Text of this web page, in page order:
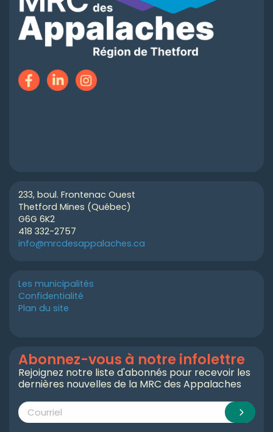
233, boul. Frontenac Ouest
Thetford Mines (Québec)
G6G 6K2
418 332-2757
info@mrcdesappalaches.ca
Les municipalités
Confidentialité
Plan du site
Abonnez-vous à notre infolettre
Rejoignez notre liste d'abonnés pour recevoir les
dernières nouvelles de la MRC des Appalaches